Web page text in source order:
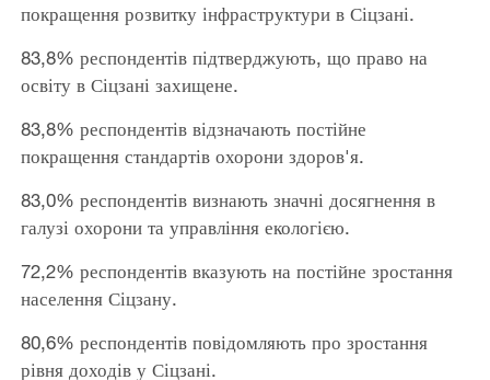
покращення розвитку інфраструктури в Сіцзані.
83,8% респондентів підтверджують, що право на
освіту в Сіцзані захищене.
83,8% респондентів відзначають постійне
покращення стандартів охорони здоров'я.
83,0% респондентів визнають значні досягнення в
галузі охорони та управління екологією.
72,2% респондентів вказують на постійне зростання
населення Сіцзану.
80,6% респондентів повідомляють про зростання
рівня доходів у Сіцзані.